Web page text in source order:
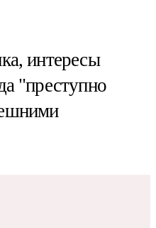
интересы
"преступно